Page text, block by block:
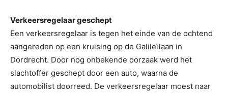
Verkeersregelaar geschept
Een verkeersregelaar is tegen het einde van de ochtend
aangereden op een kruising op de Galileïlaan in
Dordrecht. Door nog onbekende oorzaak werd het
slachtoffer geschept door een auto, waarna de
automobilist doorreed. De verkeersregelaar moest naar